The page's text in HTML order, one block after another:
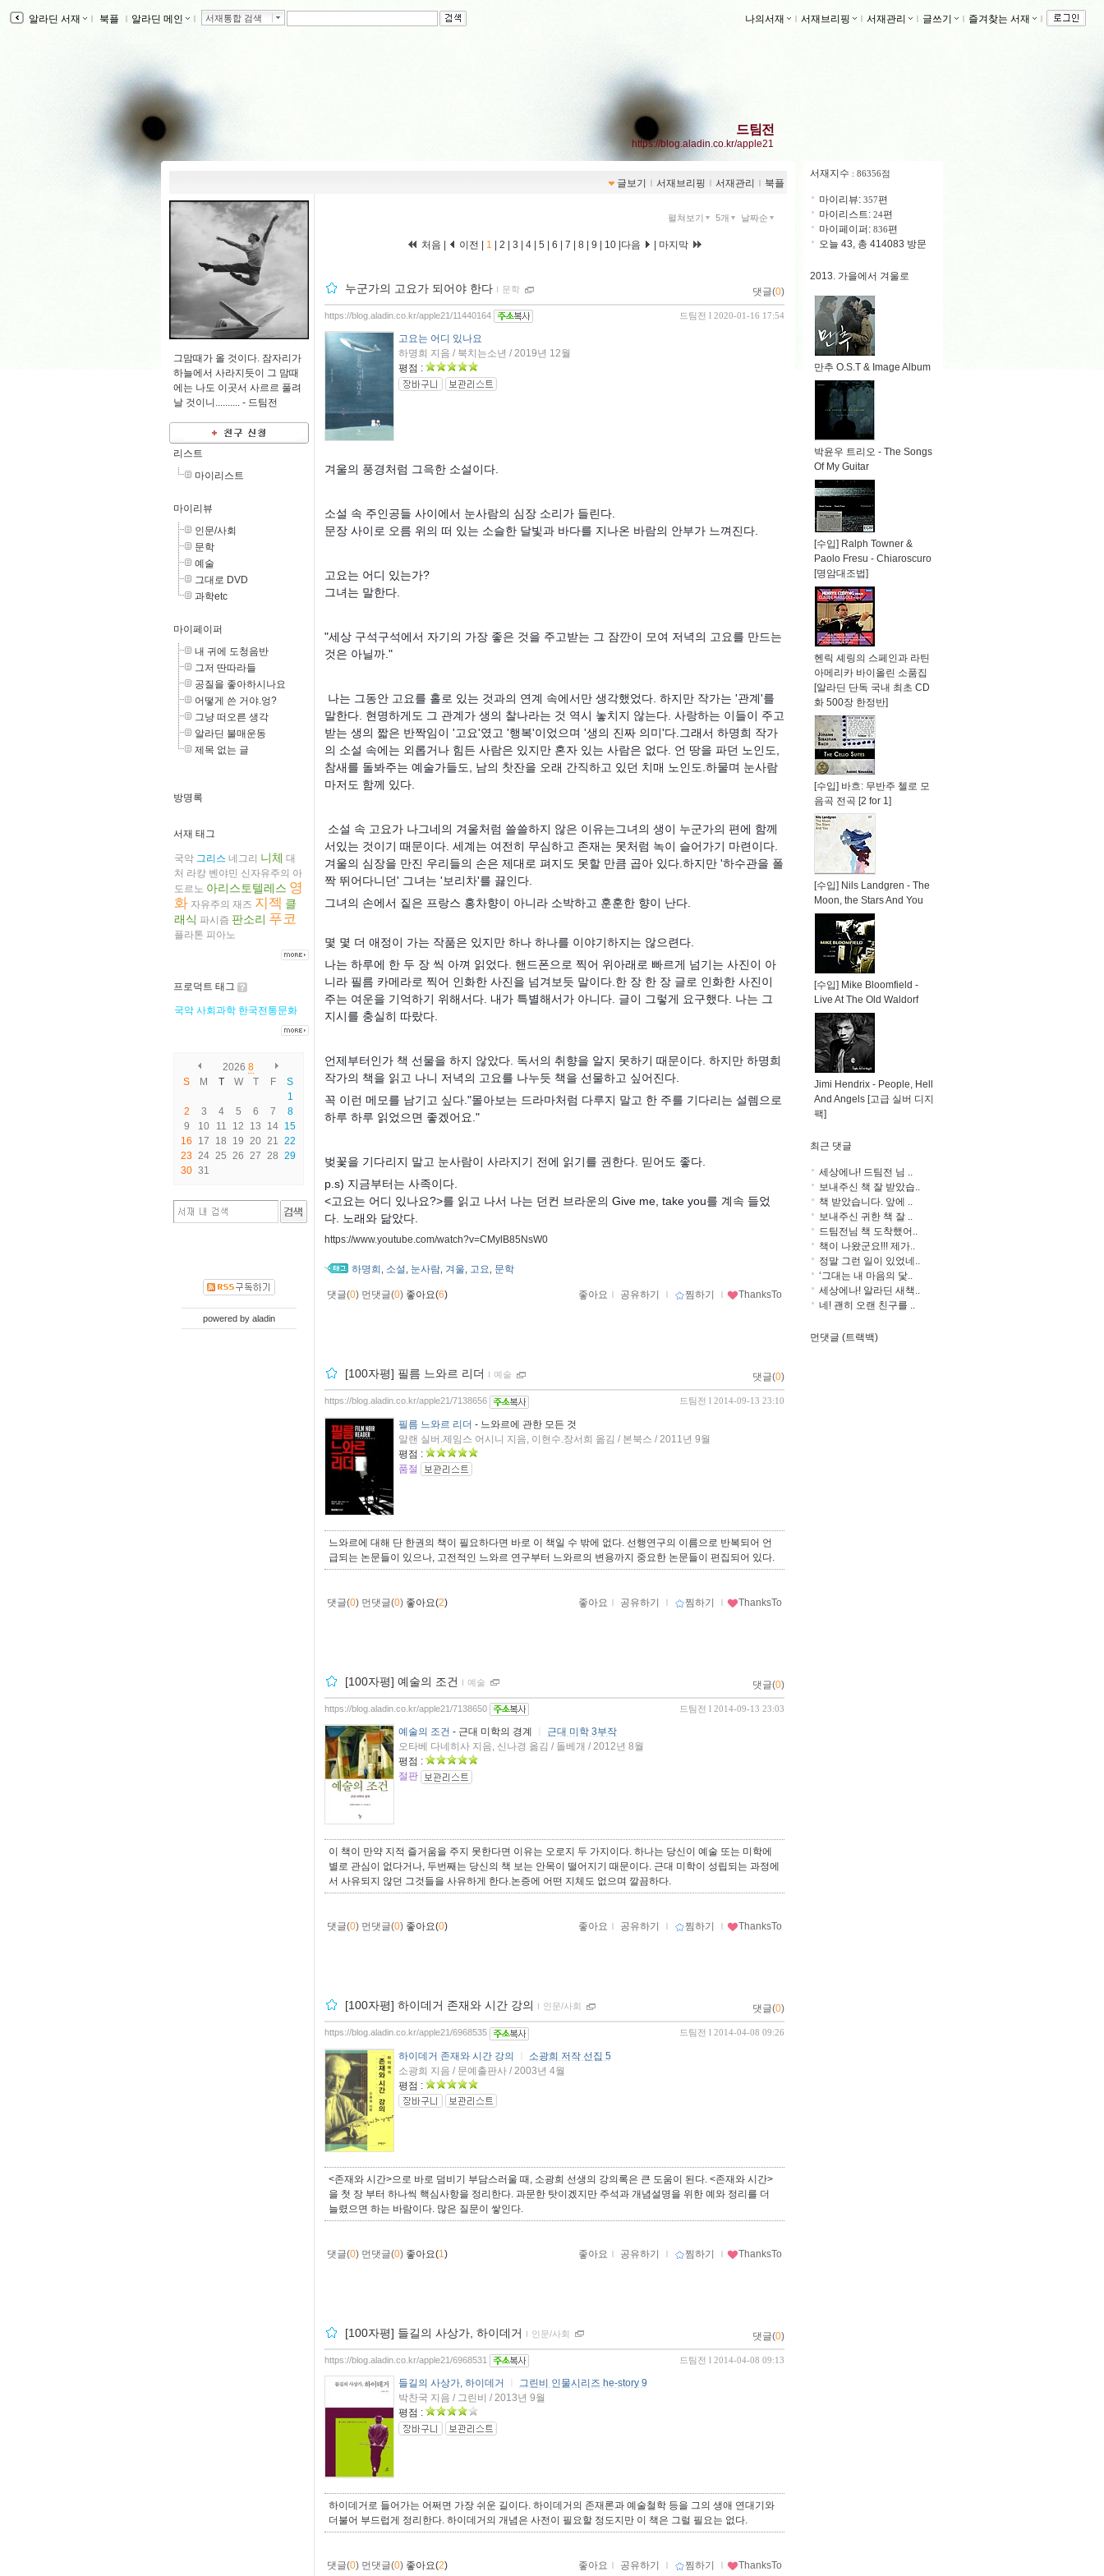
알라딘 서재 ｌ 북플 ｌ 알라딘 메인 ｌ 서재통합 검색 나의서재 ｌ 서재브리핑 ｌ 서재관리 ｌ 글쓰기 ｌ 즐겨찾는 서재 ｌ
드팀전
https://blog.aladin.co.kr/apple21
글보기 ｌ 서재브리핑 ｌ 서재관리 ｌ 북플
그맘때가 올 것이다. 잠자리가
하늘에서 사라지듯이 그 맘때
에는 나도 이곳서 사르르 풀려
날 것이니.......... - 드팀전
리스트
마이리스트
마이리뷰
인문/사회
문학
예술
그대로 DVD
과학etc
마이페이퍼
내 귀에 도청음반
그저 딴따라들
공질을 좋아하시나요
어떻게 쓴 거야.엉?
그냥 떠오른 생각
알라딘 불매운동
제목 없는 글
방명록
서재 태그
국악 그리스 네그리 니체 대
처 라캉 벤야민 신자유주의 아
도르노 아리스토텔레스 영
화 자유주의 재즈 지젝 클
래식 파시즘 판소리 푸코
플라톤 피아노
프로덕트 태그
국악 사회과학 한국전통문화
2026 8
S
M T W T F
S
1
2
3 4 5 6 7
8
9
10 11 12 13 14 15
16
17 18 19 20 21 22
23 24 25 26 27 28 29
30 31
powered by aladin
펼쳐보기 5개 날짜순
처음 | 이전 | 1 2 3 4 5 6 7 8 9 10 다음 마지막
누군가의 고요가 되어야 한다 ｌ 문학 댓글(0)
드팀전 l 2020-01-16 17:54
https://blog.aladin.co.kr/apple21/11440164
고요는 어디 있나요
하명희 지음 / 북치는소년 / 2019년 12월
평점 :
겨울의 풍경처럼 그윽한 소설이다.
소설 속 주인공들 사이에서 눈사람의 심장 소리가 들린다.
문장 사이로 오름 위의 떠 있는 소슬한 달빛과 바다를 지나온 바람의 안부가 느껴진다.
고요는 어디 있는가?
그녀는 말한다.
"세상 구석구석에서 자기의 가장 좋은 것을 주고받는 그 잠깐이 모여 저녁의 고요를 만드는
것은 아닐까."
나는 그동안 고요를 홀로 있는 것과의 연계 속에서만 생각했었다. 하지만 작가는 '관계'를
말한다. 현명하게도 그 관계가 생의 찰나라는 것 역시 놓치지 않는다. 사랑하는 이들이 주고
받는 생의 짧은 반짝임이 '고요'였고 '행복'이었으며 '생의 진짜 의미'다.그래서 하명희 작가
의 소설 속에는 외롭거나 힘든 사람은 있지만 혼자 있는 사람은 없다. 언 땅을 파던 노인도,
참새를 돌봐주는 예술가들도, 남의 찻잔을 오래 간직하고 있던 치매 노인도.하물며 눈사람
마저도 함께 있다.
소설 속 고요가 나그네의 겨울처럼 쓸쓸하지 않은 이유는그녀의 생이 누군가의 편에 함께
서있는 것이기 때문이다. 세계는 여전히 무심하고 존재는 못처럼 녹이 슬어가기 마련이다.
겨울의 심장을 만진 우리들의 손은 제대로 펴지도 못할 만큼 곱아 있다.하지만 '하수관을 폴
짝 뛰어다니던' 그녀는 '보리차'를 끓인다.
그녀의 손에서 짙은 프랑스 홍차향이 아니라 소박하고 훈훈한 향이 난다.
몇 몇 더 애정이 가는 작품은 있지만 하나 하나를 이야기하지는 않으련다.
나는 하루에 한 두 장 씩 아껴 읽었다. 핸드폰으로 찍어 위아래로 빠르게 넘기는 사진이 아
니라 필름 카메라로 찍어 인화한 사진을 넘겨보듯 말이다.한 장 한 장 글로 인화한 사진이
주는 여운을 기억하기 위해서다. 내가 특별해서가 아니다. 글이 그렇게 요구했다. 나는 그
지시를 충실히 따랐다.
언제부터인가 책 선물을 하지 않았다. 독서의 취향을 알지 못하기 때문이다. 하지만 하명희
작가의 책을 읽고 나니 저녁의 고요를 나누듯 책을 선물하고 싶어진다.
꼭 이런 메모를 남기고 싶다."몰아보는 드라마처럼 다루지 말고 한 주를 기다리는 설렘으로
하루 하루 읽었으면 좋겠어요."
벚꽃을 기다리지 말고 눈사람이 사라지기 전에 읽기를 권한다. 믿어도 좋다.
p.s) 지금부터는 사족이다.
<고요는 어디 있나요?>를 읽고 나서 나는 던컨 브라운의 Give me, take you를 계속 들었
다. 노래와 닮았다.
https://www.youtube.com/watch?v=CMylB85NsW0
하명희 , 소설 , 눈사람, 겨울, 고요, 문학
댓글(0) 먼댓글(0) 좋아요(6) 좋아요 ｌ 공유하기 ｌ 찜하기 ｌ ThanksTo
[100자평] 필름 느와르 리더 ｌ 예술 댓글(0)
드팀전 l 2014-09-13 23:10
https://blog.aladin.co.kr/apple21/7138656
필름 느와르 리더 - 느와르에 관한 모든 것
알랜 실버.제임스 어시니 지음, 이현수.장서희 옮김 / 본북스 / 2011년 9월
평점 :
품절
느와르에 대해 단 한권의 책이 필요하다면 바로 이 책일 수 밖에 없다. 선행연구의 이름으로 반복되어 언
급되는 논문들이 있으나, 고전적인 느와르 연구부터 느와르의 변용까지 중요한 논문들이 편집되어 있다.
댓글(0) 먼댓글(0) 좋아요(2) 좋아요 ｌ 공유하기 ｌ 찜하기 ｌ ThanksTo
[100자평] 예술의 조건 ｌ 예술 댓글(0)
드팀전 l 2014-09-13 23:03
https://blog.aladin.co.kr/apple21/7138650
예술의 조건 - 근대 미학의 경계
근대 미학 3부작
오타베 다네히사 지음, 신나경 옮김 / 돌베개 / 2012년 8월
평점 :
절판
이 책이 만약 지적 즐거움을 주지 못한다면 이유는 오로지 두 가지이다. 하나는 당신이 예술 또는 미학에
별로 관심이 없다거나, 두번째는 당신의 책 보는 안목이 떨어지기 때문이다. 근대 미학이 성립되는 과정에
서 사유되지 않던 그것들을 사유하게 한다.논증에 어떤 지체도 없으며 깔끔하다.
댓글(0) 먼댓글(0) 좋아요(0) 좋아요 ｌ 공유하기 ｌ 찜하기 ｌ ThanksTo
[100자평] 하이데거 존재와 시간 강의 ｌ 인문/사회 댓글(0)
드팀전 l 2014-04-08 09:26
https://blog.aladin.co.kr/apple21/6968535
하이데거 존재와 시간 강의
소광희 저작 선집 5
소광희 지음 / 문예출판사 / 2003년 4월
평점 :
<존재와 시간>으로 바로 덤비기 부담스러울 때, 소광희 선생의 강의록은 큰 도움이 된다. <존재와 시간>
을 첫 장 부터 하나씩 핵심사항을 정리한다. 과문한 탓이겠지만 주석과 개념설명을 위한 예와 정리를 더
늘렸으면 하는 바람이다. 많은 질문이 쌓인다.
댓글(0) 먼댓글(0) 좋아요(1) 좋아요 ｌ 공유하기 ｌ 찜하기 ｌ ThanksTo
[100자평] 들길의 사상가, 하이데거 ｌ 인문/사회 댓글(0)
드팀전 l 2014-04-08 09:13
https://blog.aladin.co.kr/apple21/6968531
들길의 사상가, 하이데거
그린비 인물시리즈 he-story 9
박찬국 지음 / 그린비 / 2013년 9월
평점 :
하이데거로 들어가는 어쩌면 가장 쉬운 길이다. 하이데거의 존재론과 예술철학 등을 그의 생애 연대기와
더불어 부드럽게 정리한다. 하이데거의 개념은 사전이 필요할 정도지만 이 책은 그럴 필요는 없다.
댓글(0) 먼댓글(0) 좋아요(2) 좋아요 ｌ 공유하기 ｌ 찜하기 ｌ ThanksTo
서재지수 : 86356점
마이리뷰: 357편
마이리스트: 24편
마이페이퍼: 836편
오늘 43, 총 414083 방문
2013. 가을에서 겨울로
만추 O.S.T & Image Album
박윤우 트리오 - The Songs
Of My Guitar
[수입] Ralph Towner &
Paolo Fresu - Chiaroscuro
[명암대조법]
헨릭 셰링의 스페인과 라틴
아메리카 바이올린 소품집
[알라딘 단독 국내 최초 CD
화 500장 한정반]
[수입] 바흐: 무반주 첼로 모
음곡 전곡 [2 for 1]
[수입] Nils Landgren - The
Moon, the Stars And You
[수입] Mike Bloomfield -
Live At The Old Waldorf
Jimi Hendrix - People, Hell
And Angels [고급 실버 디지
팩]
최근 댓글
세상에나! 드팀전 님 ..
보내주신 책 잘 받았습..
책 받았습니다. 앞에 ..
보내주신 귀한 책 잘 ..
드팀전님 책 도착했어..
책이 나왔군요!!! 제가..
정말 그런 일이 있었네..
‘그대는 내 마음의 닻..
세상에나! 알라딘 새책..
네! 괜히 오랜 친구를 ..
먼댓글 (트랙백)